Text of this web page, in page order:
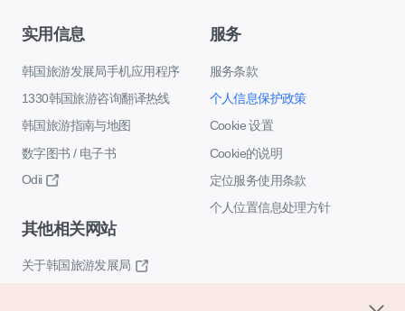
实用信息
韩国旅游发展局手机应用程序
1330韩国旅游咨询翻译热线
韩国旅游指南与地图
数字图书 / 电子书
Odii
服务
服务条款
个人信息保护政策
Cookie 设置
Cookie的说明
定位服务使用条款
个人位置信息处理方针
其他相关网站
关于韩国旅游发展局